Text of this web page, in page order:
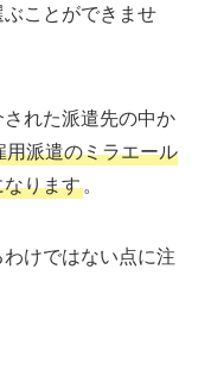
ことができませ
れた派遣先の中か
用派遣のミラエール
ります。
けではない点に注